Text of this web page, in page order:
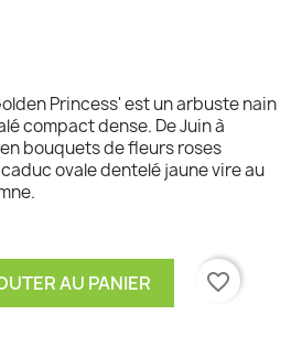
Princess' est un arbuste nain
compact dense. De Juin à
bouquets de fleurs roses
ovale dentelé jaune vire au
AU PANIER favorite_border